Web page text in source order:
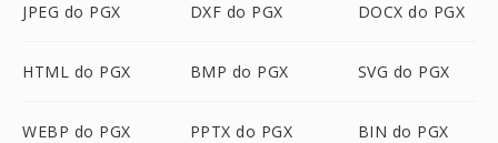
JPEG do PGX DXF do PGX DOCX do PGX
HTML do PGX BMP do PGX SVG do PGX
WEBP do PGX PPTX do PGX BIN do PGX